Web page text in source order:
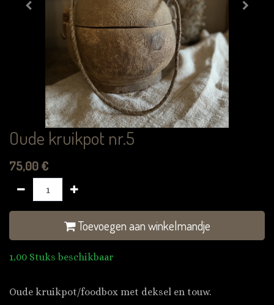
Oude kruikpot nr.5
75,00€
Toevoegen aan winkelmandje
1,00 Stuks beschikbaar
Oude kruikpot/foodbox met deksel en touw.